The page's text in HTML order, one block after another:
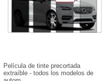
Película de tinte precortada
extraíble - todos los modelos de